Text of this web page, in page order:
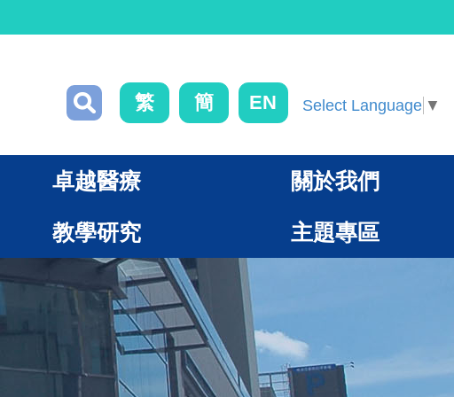
繁 簡 EN Select Language ▼
卓越醫療 關於我們
教學研究 主題專區